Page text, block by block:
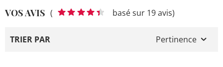
VOS AVIS ( basé sur 19 avis)
TRIER PAR Pertinence